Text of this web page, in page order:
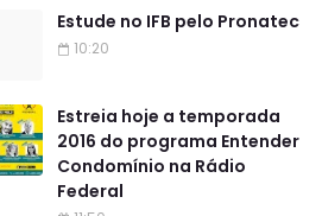
Estude no IFB pelo Pronatec
10:20
Estreia hoje a temporada
2016 do programa Entender
Condomínio na Rádio
Federal